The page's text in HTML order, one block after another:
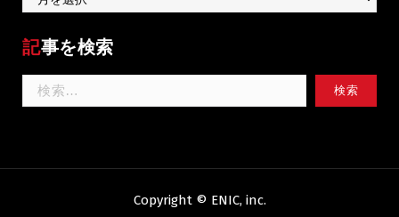
ー
イ
ブ
記事を検索
索:
Copyright © ENIC, inc.